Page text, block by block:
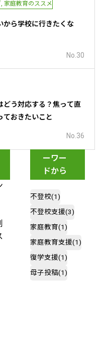
家庭教育のススメ
から学校に行きたくな
No.30
どう対応する？焦って直
ておきたいこと
No.36
ーワー
ドから
不登校(1)
不登校支援(3)
家庭教育(1)
家庭教育支援(1)
復学支援(1)
母子投稿(1)